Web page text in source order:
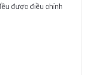
được điều chỉnh